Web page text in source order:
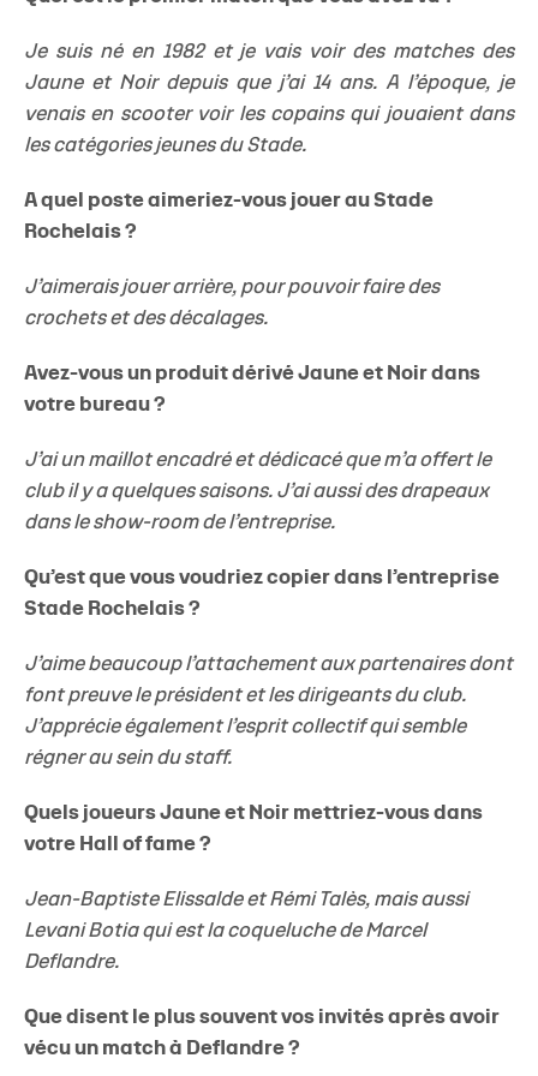
Je suis né en 1982 et je vais voir des matches des
Jaune et Noir depuis que j’ai 14 ans. A l’époque, je
venais en scooter voir les copains qui jouaient dans
les catégories jeunes du Stade.
A quel poste aimeriez-vous jouer au Stade
Rochelais ?
J’aimerais jouer arrière, pour pouvoir faire des
crochets et des décalages.
Avez-vous un produit dérivé Jaune et Noir dans
votre bureau ?
J’ai un maillot encadré et dédicacé que m’a offert le
club il y a quelques saisons. J’ai aussi des drapeaux
dans le show-room de l’entreprise.
Qu’est que vous voudriez copier dans l’entreprise
Stade Rochelais ?
J’aime beaucoup l’attachement aux partenaires dont
font preuve le président et les dirigeants du club.
J’apprécie également l’esprit collectif qui semble
régner au sein du staff.
Quels joueurs Jaune et Noir mettriez-vous dans
votre Hall of fame ?
Jean-Baptiste Elissalde et Rémi Talès, mais aussi
Levani Botia qui est la coqueluche de Marcel
Deflandre.
Que disent le plus souvent vos invités après avoir
vécu un match à Deflandre ?